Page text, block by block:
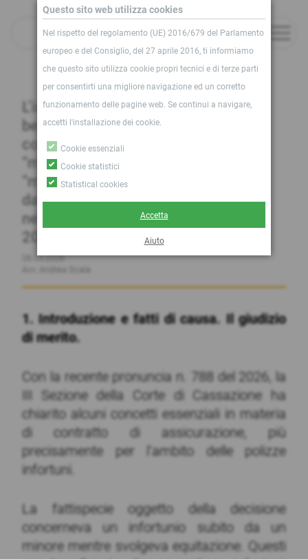
News
L’interpretazione a favore del
beneficiario delle polizze infortuni. I
concetti di “somma assicurata”,
“massimale”, “lesione” e
“menomazione”. I chiarimenti resi
dalla Corte di Cassazione
nell’ordinanza n. 788 del 14 gennaio
2026
06.05.2026
1. Introduzione e fatti di causa. Il giudizio
di merito.
Con la recente pronuncia n. 788 del 2026, la
III Sezione della Corte di Cassazione ha
chiarito alcuni concetti essenziali in materia
di contratto di assicurazione, più
precisamente per l’ambito delle polizze
infortuni.
La fattispecie oggetto della decisione
concerneva un infortunio subito da un
minore mentre svolgeva equitazione. Questi
Questo sito web utilizza cookies
Nel rispetto del regolamento (UE) 2016/679 del Parlamento
europeo e del Consiglio, del 27 aprile 2016, ti informiamo
che questo sito utilizza cookie propri tecnici e di terze parti
per consentirti una migliore navigazione ed un corretto
funzionamento delle pagine web. Se continui a navigare,
accetti l'installazione dei cookie.
Cookie essenziali
Cookie statistici
Statistical cookies
Accetta
Aiuto